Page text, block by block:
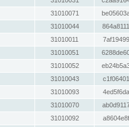
31010071
31010044
31010011
31010051
31010052
31010043
31010093
31010070
31010092